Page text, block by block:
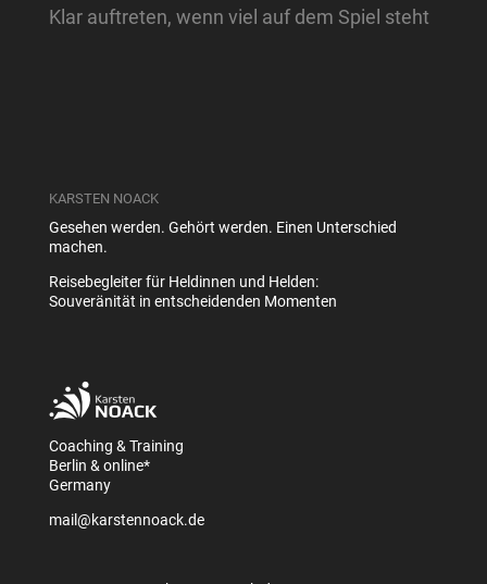
Klar auftreten, wenn viel auf dem Spiel steht
KARSTEN NOACK
Gesehen werden. Gehört werden. Einen Unterschied
machen.
Reisebegleiter für Heldinnen und Helden:
Souveränität in entscheidenden Momenten
Coaching & Training
Berlin & online*
Germany
mail@karstennoack.de